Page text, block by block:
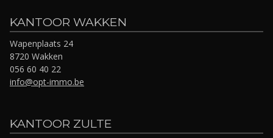
KANTOOR WAKKEN
Wapenplaats 24
8720 Wakken
056 60 40 22
info@opt-immo.be
KANTOOR ZULTE